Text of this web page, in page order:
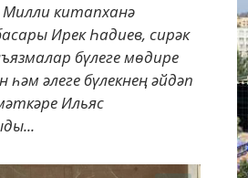
китапханә
Ирек Һадиев, сирәк
бүлеге мөдире
әлеге бүлекнең әйдәп
Ильяс